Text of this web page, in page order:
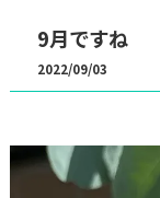
9月ですね
2022/09/03